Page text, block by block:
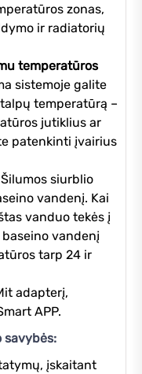
zonas,
ir radiatorių
temperatūros
sistemoje galite
temperatūrą –
jutiklius ar
patenkinti įvairius
siurblio
vandenį. Kai
vanduo tekės į
vandenį
tarp 24 ir
adapterį,
APP.
savybės:
įskaitant